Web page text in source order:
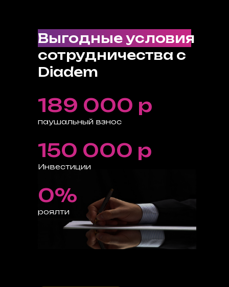
паушальный взнос
Инвестиции
189 000 р
150 000 р
0%
роялти
Выгодные условия
сотрудничества с
Diadem